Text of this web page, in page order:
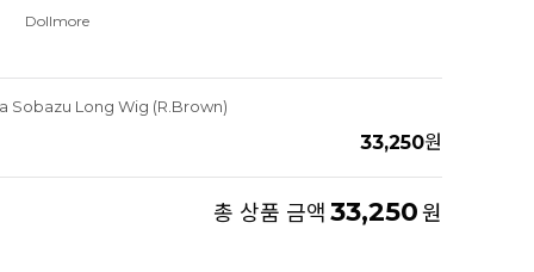
Dollmore
Sobazu Long Wig (R.Brown)
33,250원
총 상품 금액 33,250원